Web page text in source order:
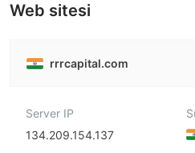
Web sitesi
rrrcapital.com
Server IP
134.209.154.137